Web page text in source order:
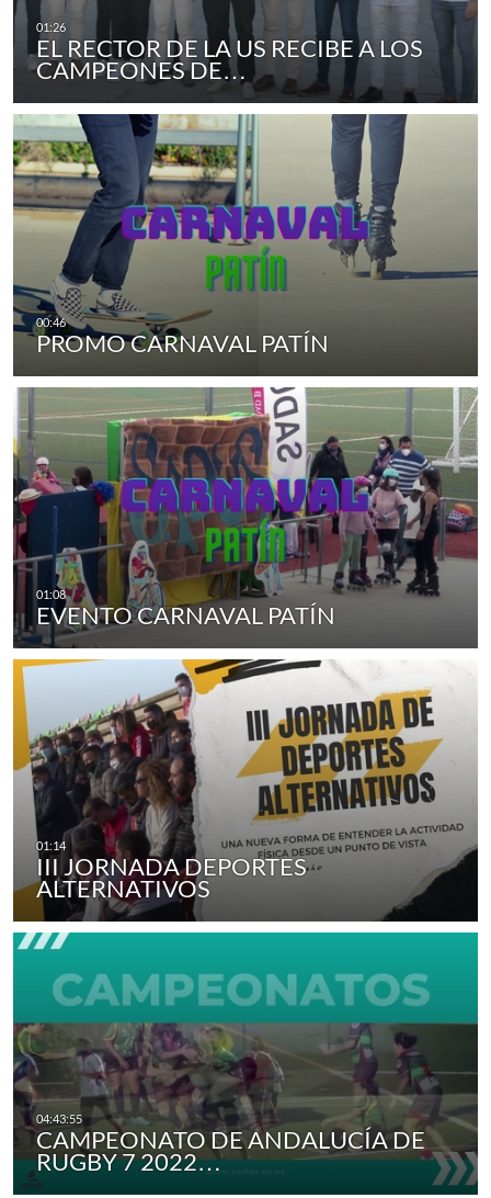
EL RECTOR DE LA US RECIBE A LOS
CAMPEONES DE…
PROMO CARNAVAL PATÍN
EVENTO CARNAVAL PATÍN
III JORNADA DEPORTES
ALTERNATIVOS
CAMPEONATO DE ANDALUCÍA DE
RUGBY 7 2022…